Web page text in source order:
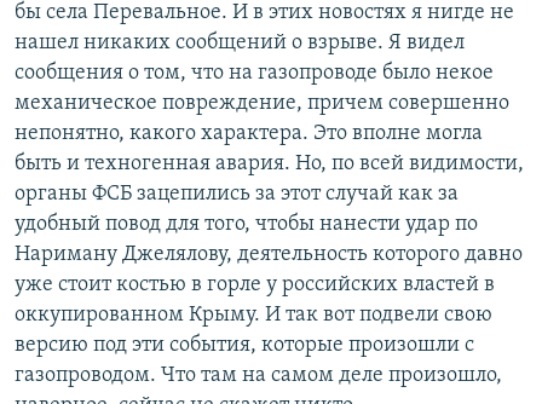
бы села Перевальное. И в этих новостях я нигде не
нашел никаких сообщений о взрыве. Я видел
сообщения о том, что на газопроводе было некое
механическое повреждение, причем совершенно
непонятно, какого характера. Это вполне могла
быть и техногенная авария. Но, по всей видимости,
органы ФСБ зацепились за этот случай как за
удобный повод для того, чтобы нанести удар по
Нариману Джелялову, деятельность которого давно
уже стоит костью в горле у российских властей в
оккупированном Крыму. И так вот подвели свою
версию под эти события, которые произошли с
газопроводом. Что там на самом деле произошло,